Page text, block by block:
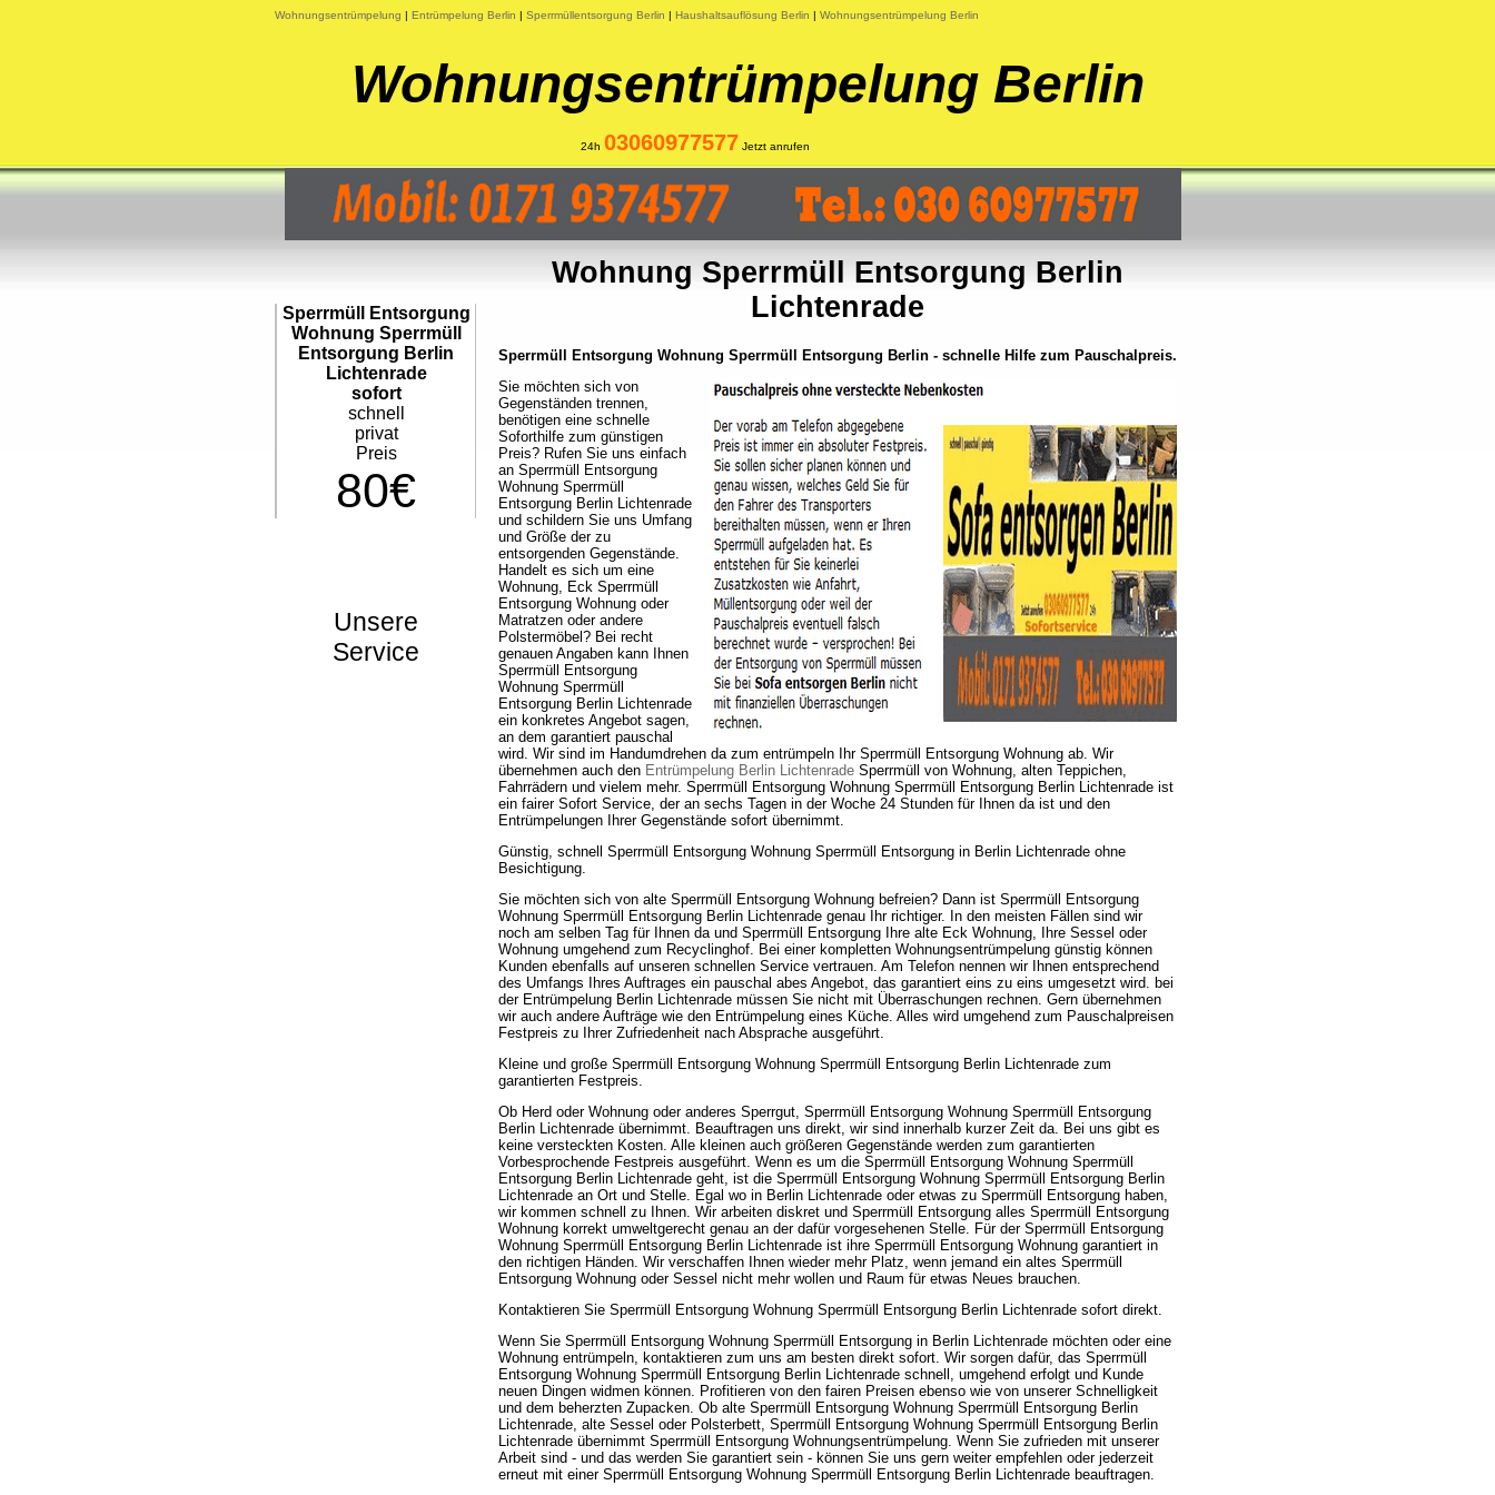
Wohnungsentrümpelung | Entrümpelung Berlin | Sperrmüllentsorgung Berlin | Haushaltsauflösung Berlin | Wohnungsentrümpelung Berlin
Wohnungsentrümpelung Berlin
24h 03060977577 Jetzt anrufen
Sperrmüll Entsorgung
Wohnung Sperrmüll
Entsorgung Berlin
Lichtenrade
sofort
schnell
privat
Preis
80€
Unsere
Service
Wohnung Sperrmüll Entsorgung Berlin
Lichtenrade
Sperrmüll Entsorgung Wohnung Sperrmüll Entsorgung Berlin - schnelle Hilfe zum Pauschalpreis.
Sie möchten sich von
Gegenständen trennen,
benötigen eine schnelle
Soforthilfe zum günstigen
Preis? Rufen Sie uns einfach
an Sperrmüll Entsorgung
Wohnung Sperrmüll
Entsorgung Berlin Lichtenrade
und schildern Sie uns Umfang
und Größe der zu
entsorgenden Gegenstände.
Handelt es sich um eine
Wohnung, Eck Sperrmüll
Entsorgung Wohnung oder
Matratzen oder andere
Polstermöbel? Bei recht
genauen Angaben kann Ihnen
Sperrmüll Entsorgung
Wohnung Sperrmüll
Entsorgung Berlin Lichtenrade
ein konkretes Angebot sagen,
an dem garantiert pauschal
wird. Wir sind im Handumdrehen da zum entrümpeln Ihr Sperrmüll Entsorgung Wohnung ab. Wir
übernehmen auch den Entrümpelung Berlin Lichtenrade Sperrmüll von Wohnung, alten Teppichen,
Fahrrädern und vielem mehr. Sperrmüll Entsorgung Wohnung Sperrmüll Entsorgung Berlin Lichtenrade ist
ein fairer Sofort Service, der an sechs Tagen in der Woche 24 Stunden für Ihnen da ist und den
Entrümpelungen Ihrer Gegenstände sofort übernimmt.
Günstig, schnell Sperrmüll Entsorgung Wohnung Sperrmüll Entsorgung in Berlin Lichtenrade ohne
Besichtigung.
Sie möchten sich von alte Sperrmüll Entsorgung Wohnung befreien? Dann ist Sperrmüll Entsorgung
Wohnung Sperrmüll Entsorgung Berlin Lichtenrade genau Ihr richtiger. In den meisten Fällen sind wir
noch am selben Tag für Ihnen da und Sperrmüll Entsorgung Ihre alte Eck Wohnung, Ihre Sessel oder
Wohnung umgehend zum Recyclinghof. Bei einer kompletten Wohnungsentrümpelung günstig können
Kunden ebenfalls auf unseren schnellen Service vertrauen. Am Telefon nennen wir Ihnen entsprechend
des Umfangs Ihres Auftrages ein pauschal abes Angebot, das garantiert eins zu eins umgesetzt wird. bei
der Entrümpelung Berlin Lichtenrade müssen Sie nicht mit Überraschungen rechnen. Gern übernehmen
wir auch andere Aufträge wie den Entrümpelung eines Küche. Alles wird umgehend zum Pauschalpreisen
Festpreis zu Ihrer Zufriedenheit nach Absprache ausgeführt.
Kleine und große Sperrmüll Entsorgung Wohnung Sperrmüll Entsorgung Berlin Lichtenrade zum
garantierten Festpreis.
Ob Herd oder Wohnung oder anderes Sperrgut, Sperrmüll Entsorgung Wohnung Sperrmüll Entsorgung
Berlin Lichtenrade übernimmt. Beauftragen uns direkt, wir sind innerhalb kurzer Zeit da. Bei uns gibt es
keine versteckten Kosten. Alle kleinen auch größeren Gegenstände werden zum garantierten
Vorbesprochende Festpreis ausgeführt. Wenn es um die Sperrmüll Entsorgung Wohnung Sperrmüll
Entsorgung Berlin Lichtenrade geht, ist die Sperrmüll Entsorgung Wohnung Sperrmüll Entsorgung Berlin
Lichtenrade an Ort und Stelle. Egal wo in Berlin Lichtenrade oder etwas zu Sperrmüll Entsorgung haben,
wir kommen schnell zu Ihnen. Wir arbeiten diskret und Sperrmüll Entsorgung alles Sperrmüll Entsorgung
Wohnung korrekt umweltgerecht genau an der dafür vorgesehenen Stelle. Für der Sperrmüll Entsorgung
Wohnung Sperrmüll Entsorgung Berlin Lichtenrade ist ihre Sperrmüll Entsorgung Wohnung garantiert in
den richtigen Händen. Wir verschaffen Ihnen wieder mehr Platz, wenn jemand ein altes Sperrmüll
Entsorgung Wohnung oder Sessel nicht mehr wollen und Raum für etwas Neues brauchen.
Kontaktieren Sie Sperrmüll Entsorgung Wohnung Sperrmüll Entsorgung Berlin Lichtenrade sofort direkt.
Wenn Sie Sperrmüll Entsorgung Wohnung Sperrmüll Entsorgung in Berlin Lichtenrade möchten oder eine
Wohnung entrümpeln, kontaktieren zum uns am besten direkt sofort. Wir sorgen dafür, das Sperrmüll
Entsorgung Wohnung Sperrmüll Entsorgung Berlin Lichtenrade schnell, umgehend erfolgt und Kunde
neuen Dingen widmen können. Profitieren von den fairen Preisen ebenso wie von unserer Schnelligkeit
und dem beherzten Zupacken. Ob alte Sperrmüll Entsorgung Wohnung Sperrmüll Entsorgung Berlin
Lichtenrade, alte Sessel oder Polsterbett, Sperrmüll Entsorgung Wohnung Sperrmüll Entsorgung Berlin
Lichtenrade übernimmt Sperrmüll Entsorgung Wohnungsentrümpelung. Wenn Sie zufrieden mit unserer
Arbeit sind - und das werden Sie garantiert sein - können Sie uns gern weiter empfehlen oder jederzeit
erneut mit einer Sperrmüll Entsorgung Wohnung Sperrmüll Entsorgung Berlin Lichtenrade beauftragen.